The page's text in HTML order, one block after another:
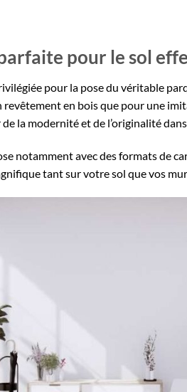
pour le sol
pour la pose du véritable
revêtement en bois que pour une
la modernité et de l’originalité
notamment avec des formats de
tant sur votre sol que vos